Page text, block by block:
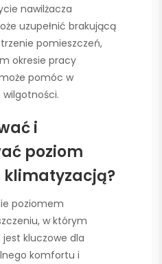
nawilżacza
uzupełnić brakującą
pomieszczeń,
okresie pracy
pomóc w
i
poziom
klimatyzacją?
poziomem
w którym
kluczowe dla
komfortu i